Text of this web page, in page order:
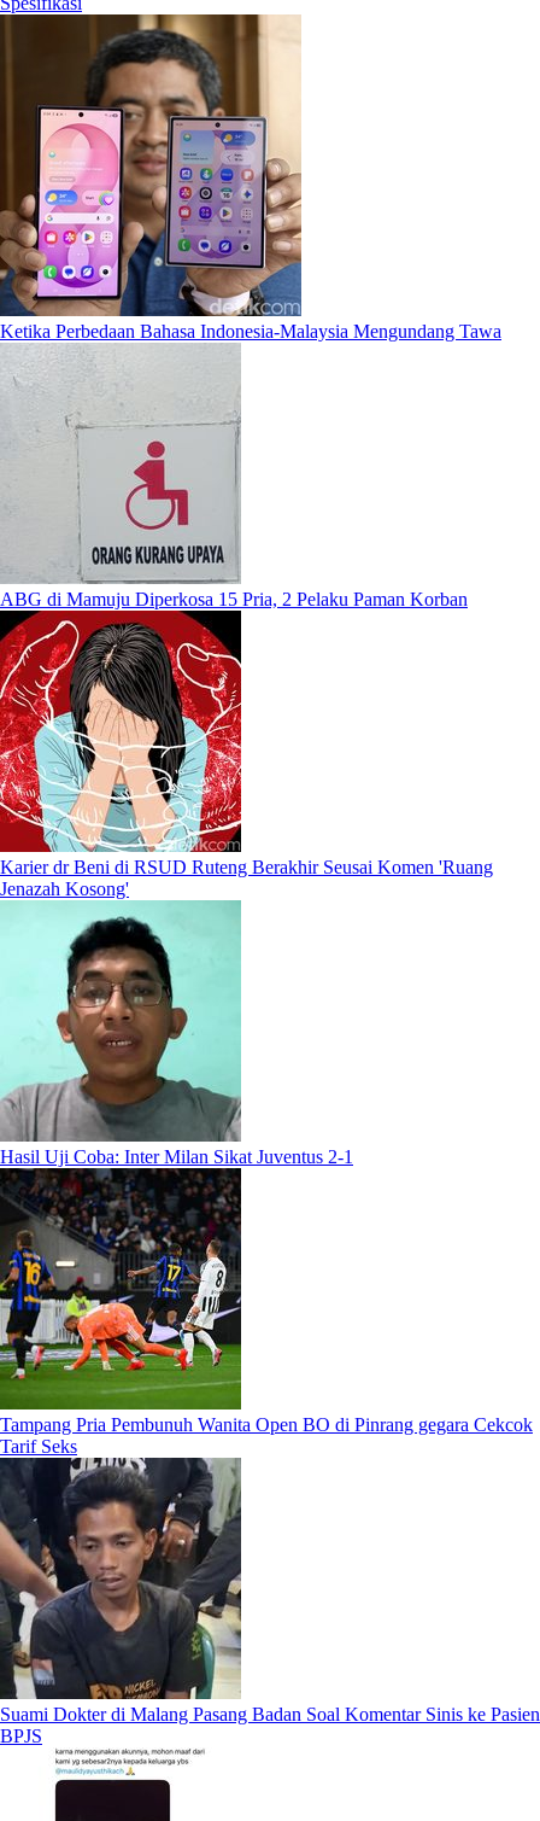
Ketika Perbedaan Bahasa Indonesia-Malaysia Mengundang Tawa
ABG di Mamuju Diperkosa 15 Pria, 2 Pelaku Paman Korban
Karier dr Beni di RSUD Ruteng Berakhir Seusai Komen 'Ruang
Jenazah Kosong'
Hasil Uji Coba: Inter Milan Sikat Juventus 2-1
Tampang Pria Pembunuh Wanita Open BO di Pinrang gegara Cekcok
Tarif Seks
Suami Dokter di Malang Pasang Badan Soal Komentar Sinis ke Pasien
BPJS